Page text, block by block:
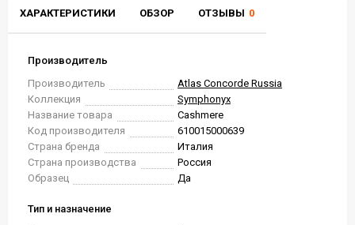
ХАРАКТЕРИСТИКИ ОБЗОР ОТЗЫВЫ 0
Производитель
Производитель
Atlas Concorde Russia
Коллекция
Symphonyx
Название товара
Cashmere
Код производителя
610015000639
Страна бренда
Италия
Страна производства
Россия
Образец
Да
Тип и назначение